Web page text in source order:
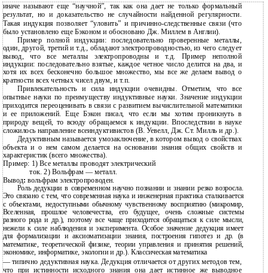
иначе называют еще “научной”, так как она дает не только формальный
результат, но и доказательство не случайности найденной регулярности.
Такая индукция позволяет “уловить” и причинно-следственные связи (что
было установлено еще Бэконом и обосновано Дж. Миллем в Англии).
Пример полной индукции: последовательно проверенные металлы,
один, другой, третий и т.д., обладают электропроводностью, из чего следует
вывод, что все металлы электропроводны и т.д. Пример неполной
индукции: последовательно взятые, каждое четное число делится на два, и
хотя их всех бесконечно большое множество, мы все же делаем вывод о
кратности всех четных чисел двум, и т.п.
Привлекательность и сила индукции очевидны. Отметим, что все
опытные науки по преимуществу индуктивные науки. Значение индукции
приходится переоценивать в связи с развитием вычислительной математики
и ее приложений. Еще Бэкон писал, что если мы хотим проникнуть в
природу вещей, то всюду обращаемся к индукции. Впоследствии в науке
сложилось направление всеиндуктивистов (В. Уевелл, Дж. Ст. Милль и др.).
Дедуктивным называется умозаключение, в котором вывод о свойствах
объекта и о нем самом делается на основании знания общих свойств и
характеристик (всего множества).
Пример: 1) Все металлы проводят электрический
ток. 2) Вольфрам — металл.
Вывод:вольфрам электропроводен.
Роль дедукции в современном научно познании и знании резко возросла.
Это связано с тем, что современная наука и инженерная практика сталкивается
с объектами, недоступными обычному чувственному восприятию (микромир,
Вселенная, прошлое человечества, его будущее, очень сложные системы
разного рода и др.), поэтому все чаще приходится обращаться к силе мысли,
нежели к силе наблюдения и эксперимента. Особое значение дедукция имеет
для формализации и аксиоматизации знания, построения гипотез и др. (в
математике, теоретической физике, теории управления и принятия решений,
экономике, информатике, экологии и др.). Классическая математика
— типично дедуктивная наука. Дедукция отличается от других методов тем,
что при истинности исходного знания она дает истинное же выводное